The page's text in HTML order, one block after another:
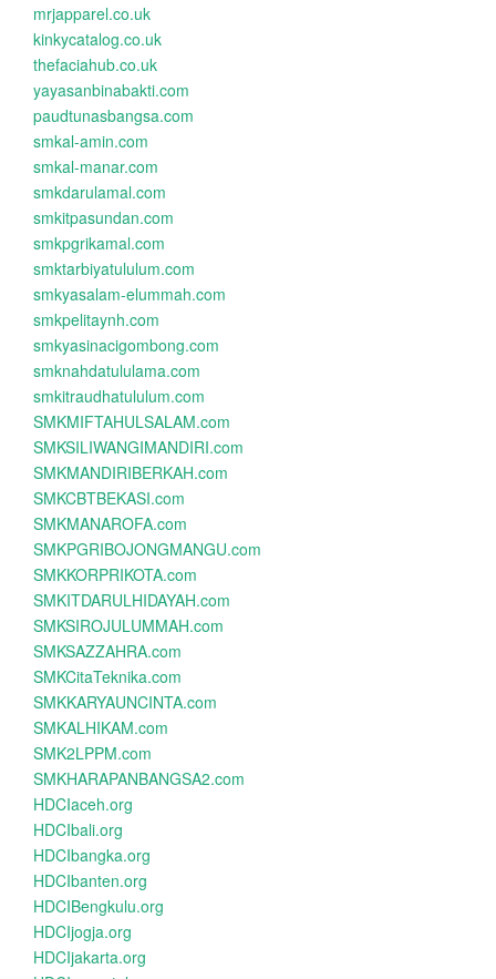
mrjapparel.co.uk
kinkycatalog.co.uk
thefaciahub.co.uk
yayasanbinabakti.com
paudtunasbangsa.com
smkal-amin.com
smkal-manar.com
smkdarulamal.com
smkitpasundan.com
smkpgrikamal.com
smktarbiyatululum.com
smkyasalam-elummah.com
smkpelitaynh.com
smkyasinacigombong.com
smknahdatululama.com
smkitraudhatululum.com
SMKMIFTAHULSALAM.com
SMKSILIWANGIMANDIRI.com
SMKMANDIRIBERKAH.com
SMKCBTBEKASI.com
SMKMANAROFA.com
SMKPGRIBOJONGMANGU.com
SMKKORPRIKOTA.com
SMKITDARULHIDAYAH.com
SMKSIROJULUMMAH.com
SMKSAZZAHRA.com
SMKCitaTeknika.com
SMKKARYAUNCINTA.com
SMKALHIKAM.com
SMK2LPPM.com
SMKHARAPANBANGSA2.com
HDCIaceh.org
HDCIbali.org
HDCIbangka.org
HDCIbanten.org
HDCIBengkulu.org
HDCIjogja.org
HDCIjakarta.org